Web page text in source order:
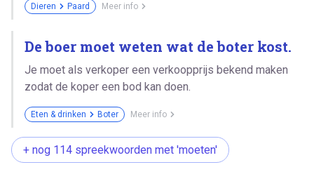
Dieren Paard Meer info
De boer moet weten wat de boter kost.
Je moet als verkoper een verkoopprijs bekend maken
zodat de koper een bod kan doen.
Eten & drinken Boter Meer info
+ nog 114 spreekwoorden met 'moeten'